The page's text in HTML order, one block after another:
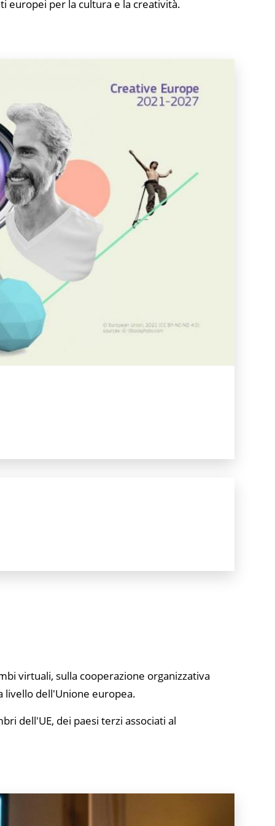
europei per la cultura e la creatività.
virtuali, sulla cooperazione organizzativa
livello dell'Unione europea.
dell'UE, dei paesi terzi associati al